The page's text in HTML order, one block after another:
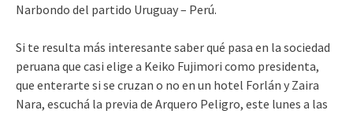
Narbondo del partido Uruguay – Perú.
Si te resulta más interesante saber qué pasa en la sociedad
peruana que casi elige a Keiko Fujimori como presidenta,
que enterarte si se cruzan o no en un hotel Forlán y Zaira
Nara, escuchá la previa de Arquero Peligro, este lunes a las